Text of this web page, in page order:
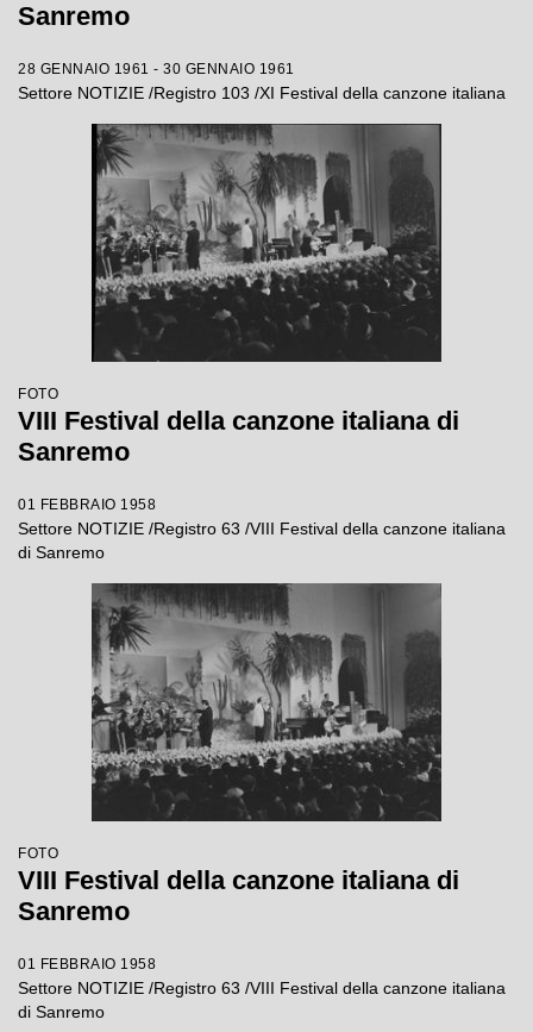
Sanremo
28 GENNAIO 1961 - 30 GENNAIO 1961
Settore NOTIZIE /Registro 103 /XI Festival della canzone italiana
FOTO
VIII Festival della canzone italiana di
Sanremo
01 FEBBRAIO 1958
Settore NOTIZIE /Registro 63 /VIII Festival della canzone italiana
di Sanremo
FOTO
VIII Festival della canzone italiana di
Sanremo
01 FEBBRAIO 1958
Settore NOTIZIE /Registro 63 /VIII Festival della canzone italiana
di Sanremo